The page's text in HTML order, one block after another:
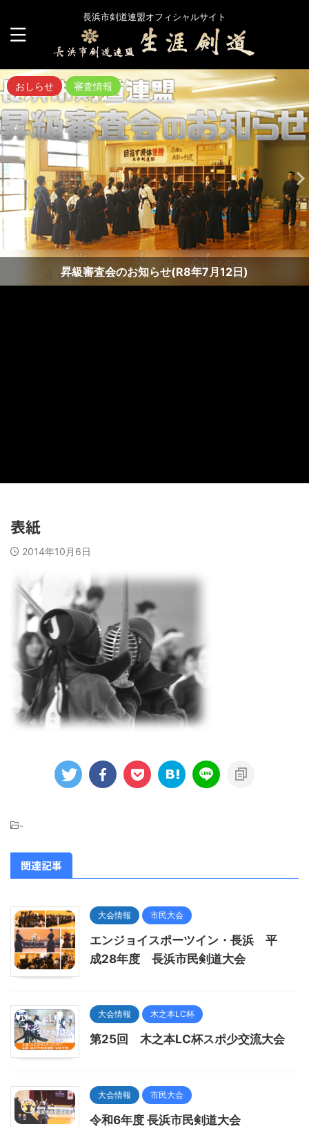
長浜市剣道連盟オフィシャルサイト
おしらせ 審査情報
昇級審査会のお知らせ(R8年7月12日)
表紙
2014年10月6日
-
関連記事
大会情報 市民大会
エンジョイスポーツイン・長浜 平
成28年度 長浜市民剣道大会
大会情報 木之本LC杯
第25回 木之本LC杯スポ少交流大会
大会情報 市民大会
令和6年度 長浜市民剣道大会